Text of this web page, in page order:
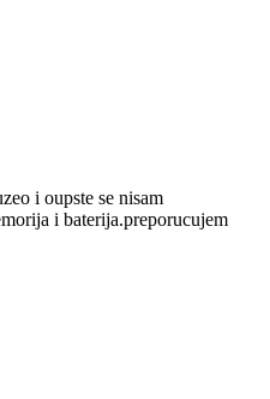
i oupste se nisam
i baterija.preporucujem